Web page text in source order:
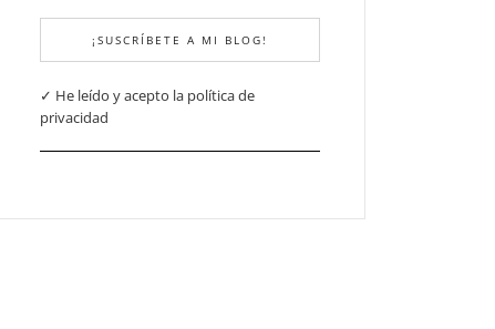
✓ He leído y acepto la política de
privacidad